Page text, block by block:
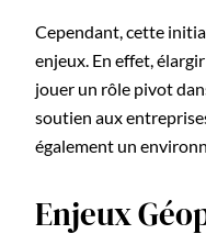
Cependant, cette
enjeux. En effet,
jouer un rôle pivot
soutien aux
également un
Enjeux